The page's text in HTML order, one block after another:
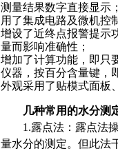
测量结果数字直接显示
用了集成电路及微机控
增设了近终点报警提示
量而影响准确性；
增加了计算功能，即只
仪器，按百分含量键，
外观采用了贴模式面板
几种常用的水分测
1.露点法：露点法
量水分的测定。但此法